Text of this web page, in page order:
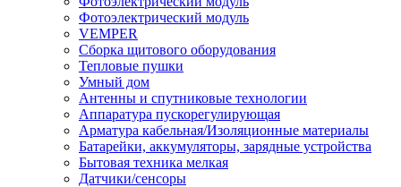
Фотоэлектрический модуль
VEMPER
Сборка щитового оборудования
Тепловые пушки
Умный дом
Антенны и спутниковые технологии
Аппаратура пускорегулирующая
Арматура кабельная/Изоляционные материалы
Батарейки, аккумуляторы, зарядные устройства
Бытовая техника мелкая
Датчики/сенсоры